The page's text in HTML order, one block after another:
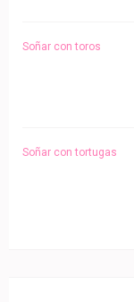
Soñar con toros
Soñar con tortugas